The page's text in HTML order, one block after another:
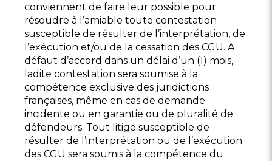
conviennent de faire leur possible pour
résoudre à l’amiable toute contestation
susceptible de résulter de l’interprétation, de
l’exécution et/ou de la cessation des CGU. A
défaut d’accord dans un délai d’un (1) mois,
ladite contestation sera soumise à la
compétence exclusive des juridictions
françaises, même en cas de demande
incidente ou en garantie ou de pluralité de
défendeurs. Tout litige susceptible de
résulter de l’interprétation ou de l’exécution
des CGU sera soumis à la compétence du